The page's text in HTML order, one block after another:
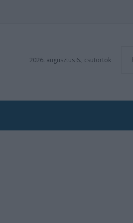
2026. augusztus 6., csütörtök